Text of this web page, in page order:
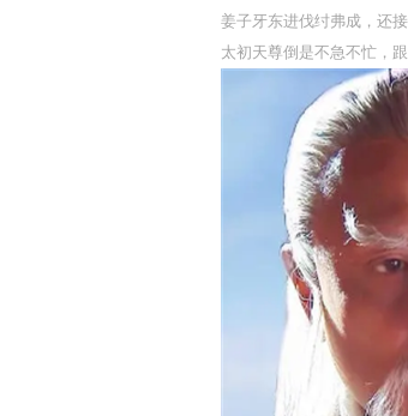
姜子牙东进伐纣弗成，还
太初天尊倒是不急不忙，